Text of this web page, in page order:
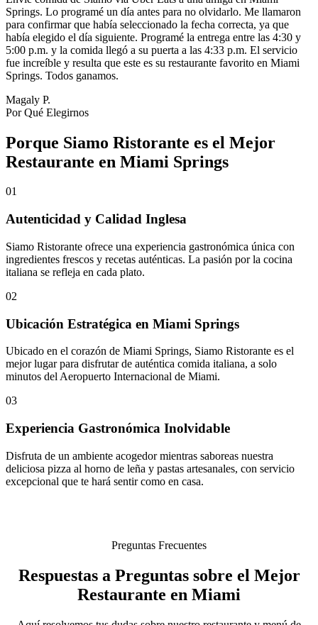
Springs. Lo programé un día antes para no olvidarlo. Me llamaron
para confirmar que había seleccionado la fecha correcta, ya que
había elegido el día siguiente. Programé la entrega entre las 4:30 y
5:00 p.m. y la comida llegó a su puerta a las 4:33 p.m. El servicio
fue increíble y resulta que este es su restaurante favorito en Miami
Springs. Todos ganamos.
Magaly P.
Por Qué Elegirnos
Porque Siamo Ristorante es el Mejor
Restaurante en Miami Springs
01
Autenticidad y Calidad Inglesa
Siamo Ristorante ofrece una experiencia gastronómica única con
ingredientes frescos y recetas auténticas. La pasión por la cocina
italiana se refleja en cada plato.
02
Ubicación Estratégica en Miami Springs
Ubicado en el corazón de Miami Springs, Siamo Ristorante es el
mejor lugar para disfrutar de auténtica comida italiana, a solo
minutos del Aeropuerto Internacional de Miami.
03
Experiencia Gastronómica Inolvidable
Disfruta de un ambiente acogedor mientras saboreas nuestra
deliciosa pizza al horno de leña y pastas artesanales, con servicio
excepcional que te hará sentir como en casa.
Preguntas Frecuentes
Respuestas a Preguntas sobre el Mejor
Restaurante en Miami